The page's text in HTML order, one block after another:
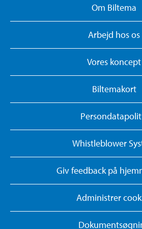
Om Biltema
Arbejd hos os
Vores koncept
Biltemakort
Whistleblower
Giv feedback på
Administrer